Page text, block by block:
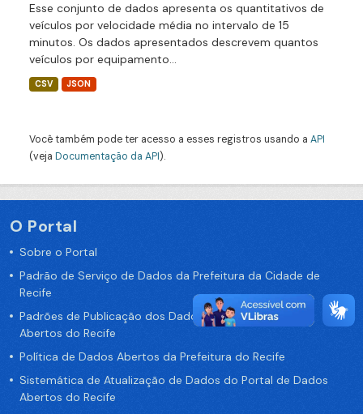
Esse conjunto de dados apresenta os quantitativos de
veículos por velocidade média no intervalo de 15
minutos. Os dados apresentados descrevem quantos
veículos por equipamento...
CSV JSON
Você também pode ter acesso a esses registros usando a API
(veja Documentação da API).
O Portal
Sobre o Portal
Padrão de Serviço de Dados da Prefeitura da Cidade de
Recife
Padrões de Publicação dos Dados no Portal de Dados
Abertos do Recife
Política de Dados Abertos da Prefeitura do Recife
Sistemática de Atualização de Dados do Portal de Dados
Abertos do Recife